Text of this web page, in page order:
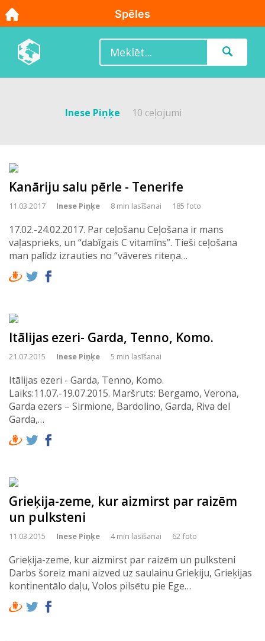
Inese Piņķe 10 ceļojumi
Kanāriju salu pērle - Tenerife
11.03.2017 Inese Piņķe 8 min lasīšanai 185 foto
17.02.-24.02.2017. Par ceļošanu Ceļošana ir mans
vaļasprieks, un “dabīgais C vitamīns”. Tieši ceļošana
man palīdz izrauties no “vāveres riteņa…
Itālijas ezeri- Garda, Tenno, Komo.
21.07.2015 Inese Piņķe 5 min lasīšanai
Itālijas ezeri - Garda, Tenno, Komo.
Laiks:11.07.-19.07.2015. Maršruts: Bergamo, Verona,
Garda ezers – Sirmione, Bardolino, Garda, Riva del
Garda,…
Grieķija-zeme, kur aizmirst par raizēm
un pulksteni
11.03.2015 Inese Piņķe 4 min lasīšanai 62 foto
Grieķija-zeme, kur aizmirst par raizēm un pulksteni
Darbs šoreiz mani aizved uz saulainu Grieķiju, Grieķijas
kontinentālo daļu, Volos pilsētu pie Ege…